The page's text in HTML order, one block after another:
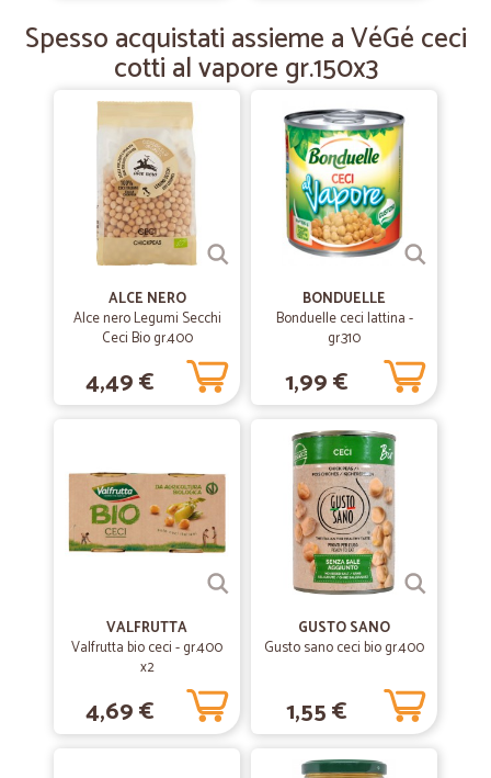
Tutto perfetto come sempre
Tutto perfetto come sempre, da cliente abituale confermo la piena
soddisfazione. In più un piccolo ma graditissimo cioccolato in regalo.
Spesso acquistati assieme a VéGé ceci
cotti al vapore gr.150x3
ALCE NERO
Alce nero Legumi Secchi
Ceci Bio gr.400
4,49 €
BONDUELLE
Bonduelle ceci lattina -
gr.310
1,99 €
VALFRUTTA
Valfrutta bio ceci - gr.400
x2
4,69 €
GUSTO SANO
Gusto sano ceci bio gr.400
1,55 €